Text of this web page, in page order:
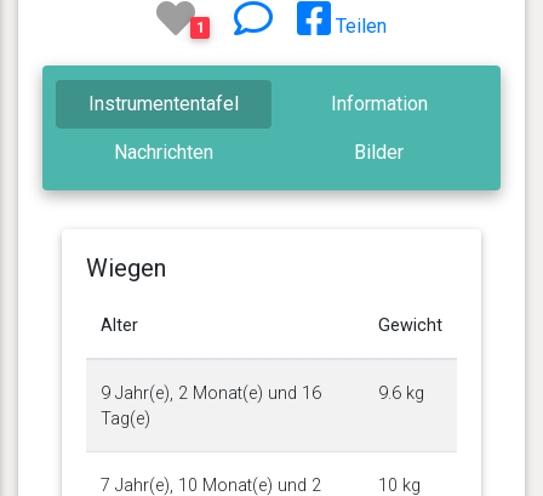
1 Teilen
Instrumententafel Information
Nachrichten Bilder
Wiegen
Alter Gewicht
9 Jahr(e), 2 Monat(e) und 16
Tag(e)
9.6 kg
7 Jahr(e), 10 Monat(e) und 2
10 kg